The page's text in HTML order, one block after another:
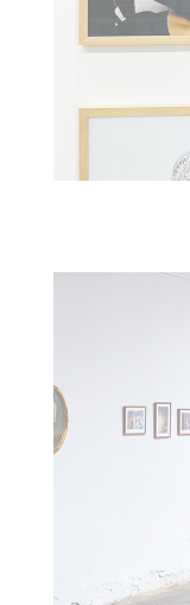
ME & MR.